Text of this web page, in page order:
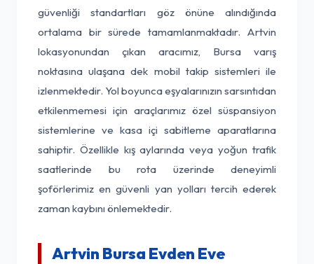
güvenliği standartları göz önüne alındığında
ortalama bir sürede tamamlanmaktadır. Artvin
lokasyonundan çıkan aracımız, Bursa varış
noktasına ulaşana dek mobil takip sistemleri ile
izlenmektedir. Yol boyunca eşyalarınızın sarsıntıdan
etkilenmemesi için araçlarımız özel süspansiyon
sistemlerine ve kasa içi sabitleme aparatlarına
sahiptir. Özellikle kış aylarında veya yoğun trafik
saatlerinde bu rota üzerinde deneyimli
şoförlerimiz en güvenli yan yolları tercih ederek
zaman kaybını önlemektedir.
Artvin Bursa Evden Eve